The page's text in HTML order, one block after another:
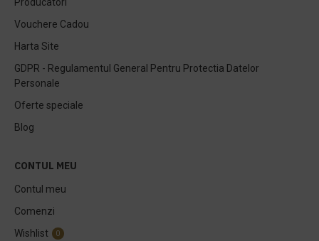
Vouchere Cadou
Harta Site
GDPR - Regulamentul General Pentru Protectia Datelor
Personale
Oferte speciale
Blog
CONTUL MEU
Contul meu
Comenzi
Wishlist
0